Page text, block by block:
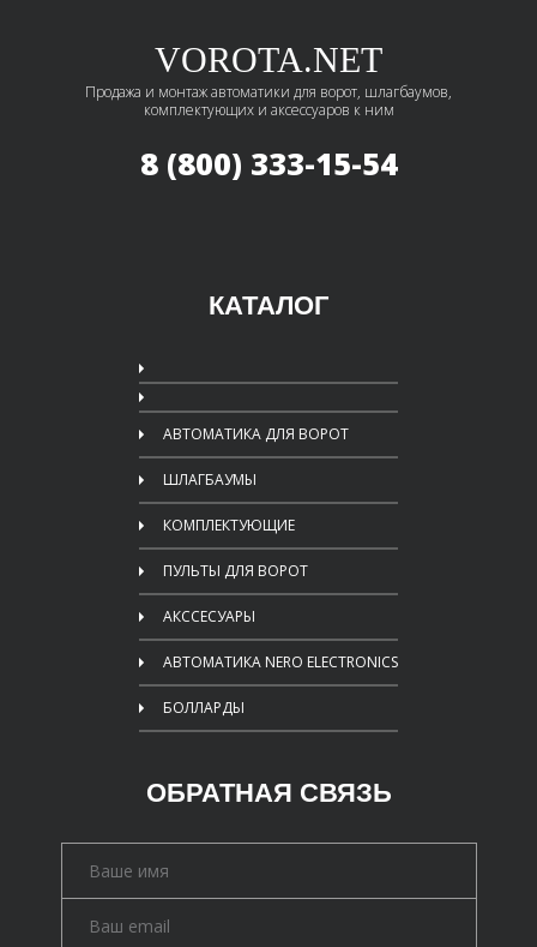
VOROTA.NET
Продажа и монтаж автоматики для ворот, шлагбаумов,
комплектующих и аксессуаров к ним
8 (800) 333-15-54
КАТАЛОГ
АВТОМАТИКА ДЛЯ ВОРОТ
ШЛАГБАУМЫ
КОМПЛЕКТУЮЩИЕ
ПУЛЬТЫ ДЛЯ ВОРОТ
АКССЕСУАРЫ
АВТОМАТИКА NERO ELECTRONICS
БОЛЛАРДЫ
ОБРАТНАЯ СВЯЗЬ